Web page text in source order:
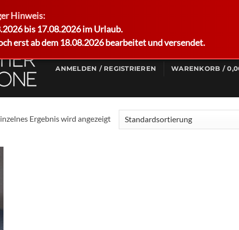
Hinweis:
bis 17.08.2026 im Urlaub.
erst ab dem 18.08.2026 bearbeitet und versendet.
ANMELDEN / REGISTRIEREN WARENKORB /
Ergebnis wird angezeigt